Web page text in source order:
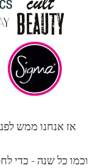
אז אנחנו ממש
וכמו כל שנה - כדי